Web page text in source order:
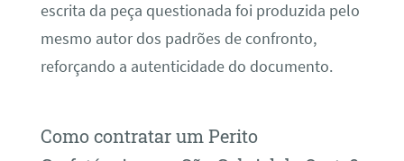
escrita da peça questionada foi produzida pelo
mesmo autor dos padrões de confronto,
reforçando a autenticidade do documento.
Como contratar um Perito